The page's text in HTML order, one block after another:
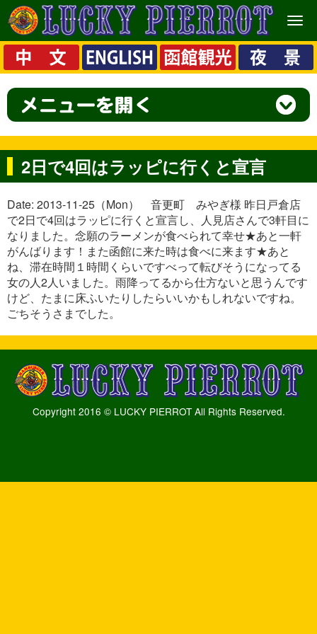
メ
ニ
ュ
ー
2日で4回はラッピに行くと宣言
Date: 2013-11-25（Mon） 音更町 みやぎ様 昨日戸倉店
で2日で4回はラッピに行くと宣言し、人見店さんで3軒目に
なりました。念願のラーメンが食べられて幸せ★あと一軒
がんばります！また函館に来た時は食べに来ます★あと
ね、滞在時間１時間くらいですべって転びそうになってる
女の人2人いました。雨降ってるから仕方ないと思うんです
けど、たまに床ふいたりしたらいいかもしれないですね。
ごちそうさまでした。
Copyright 2016 © LUCKY PIERROT All Rights Reserved.